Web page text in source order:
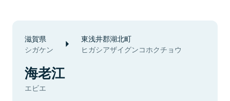
滋賀県
シガケン
東浅井郡湖北町
ヒガシアザイグンコホクチョウ
海老江
エビエ